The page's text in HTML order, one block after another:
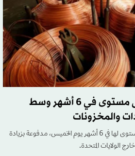
النحاس يُسجل أعلى مستوى في 6 أشهر وسط
والمخزونات
سجّلت أسعار النحاس أعلى مستوى لها في 6 أشهر يوم الخميس، مدفوعة بزيادة
الولايات المتحدة.